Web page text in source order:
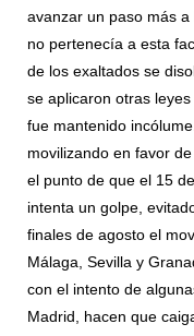
avanzar un paso más
no pertenecía a esta
de los exaltados se
se aplicaron otras
fue mantenido
movilizando en favor
el punto de que el 15
intenta un golpe,
finales de agosto el
Málaga, Sevilla y
con el intento de
Madrid, hacen que